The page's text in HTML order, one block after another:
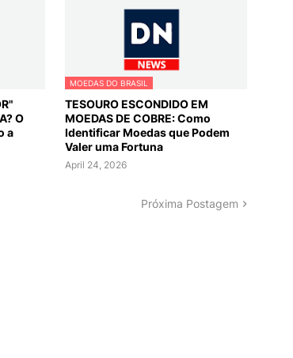
O
a
MOEDAS DO BRASIL
TESOURO ESCONDIDO EM
MOEDAS DE COBRE: Como
Identificar Moedas que Podem
Valer uma Fortuna
April 24, 2026
Próxima Postagem